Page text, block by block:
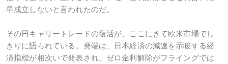
早成立しないと言われたのだ。
その円キャリートレードの復活が、ここにきて欧米市場でし
きりに語られている。発端は、日本経済の減速を示唆する経
済指標が相次いで発表され、ゼロ金利解除がフライングでは